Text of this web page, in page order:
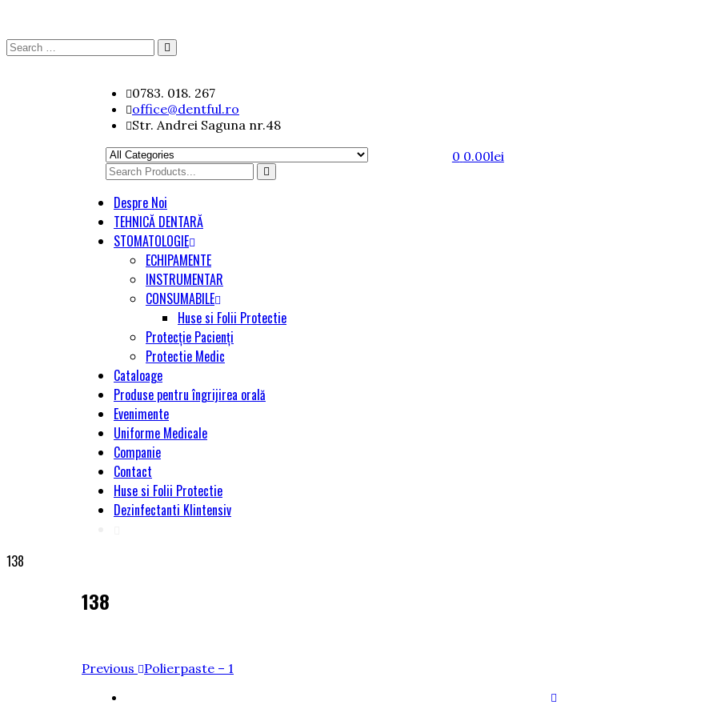
Search
0783. 018. 267
office@dentful.ro
Str. Andrei Saguna nr.48
Search
0 0.00lei
Despre Noi
TEHNICĂ DENTARĂ
STOMATOLOGIE
ECHIPAMENTE
INSTRUMENTAR
CONSUMABILE
Huse si Folii Protectie
Protecție Pacienți
Protectie Medic
Cataloage
Produse pentru îngrijirea orală
Evenimente
Uniforme Medicale
Companie
Contact
Huse si Folii Protectie
Dezinfectanti Klintensiv
138
138
Navigare
Previous
Previous Polierpaste – 1